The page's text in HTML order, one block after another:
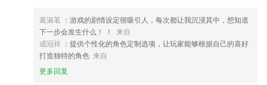
葛淑茗 ：游戏的剧情设定很吸引人，每次都让我沉浸其中，想知道
下一步会发生什么！ ！
来自
成冠祥 ：提供个性化的角色定制选项，让玩家能够根据自己的喜好
打造独特的角色 来自
更多回复